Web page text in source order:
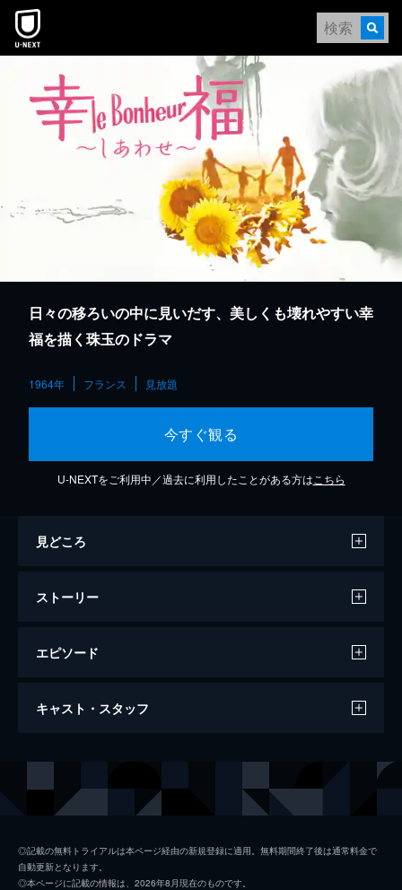
本文へスキップ
日々の移ろいの中に見いだす、美しくも壊れやすい幸
福を描く珠玉のドラマ
1964年 フランス 見放題
今すぐ観る
U-NEXTをご利用中／過去に利用したことがある方は こちら
見どころ
ストーリー
エピソード
幸福 ～しあわせ～
キャスト・スタッフ
クレール・ドルオ
監督
◎記載の無料トライアルは本ページ経由の新規登録に適用。無料期間終了後は通常料金で
自動更新となります。
◎本ページに記載の情報は、2026年8月現在のものです。